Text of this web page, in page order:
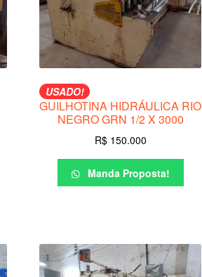
USADO!
GUILHOTINA HIDRÁULICA RIO
NEGRO GRN 1/2 X 3000
R$150.000
Manda Proposta!